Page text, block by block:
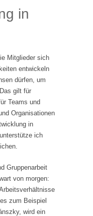
in
Mitglieder sich
entwickeln
dürfen, um
gilt für
Teams und
Organisationen
in
ich
Gruppenarbeit
von morgen:
zum Beispiel
wird ein